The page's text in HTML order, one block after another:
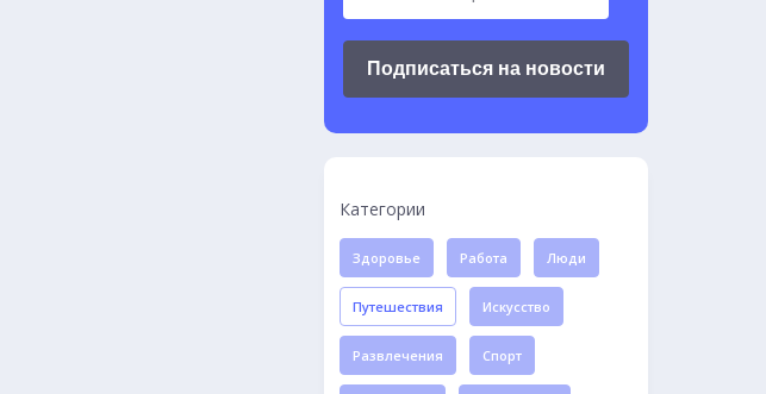
Подписаться на новости
Категории
Здоровье Работа Люди
Путешествия Искусство
Развлечения Спорт